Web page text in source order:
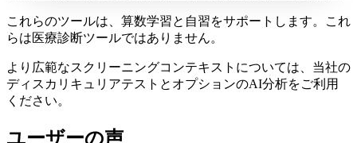
これらのツールは、算数学習と自習をサポートします。これ
らは医療診断ツールではありません。
より広範なスクリーニングコンテキストについては、当社の
ディスカリキュリアテストとオプションのAI分析をご利用
ください。
ユーザーの声